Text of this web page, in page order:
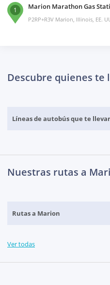
1 Marion Marathon Gas
P2RP+R3V Marion, Illinois, EE.
Descubre quienes te
Líneas de autobús que te
Nuestras rutas a
Rutas a Marion
Ver todas